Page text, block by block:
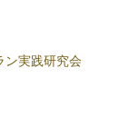
ン実践研究会